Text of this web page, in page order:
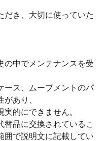
だき、大切に使っていた
の中でメンテナンスを受
ース、ムーブメントのパ
あり、
的にできません。
替品に交換されているこ
囲で説明文に記載してい